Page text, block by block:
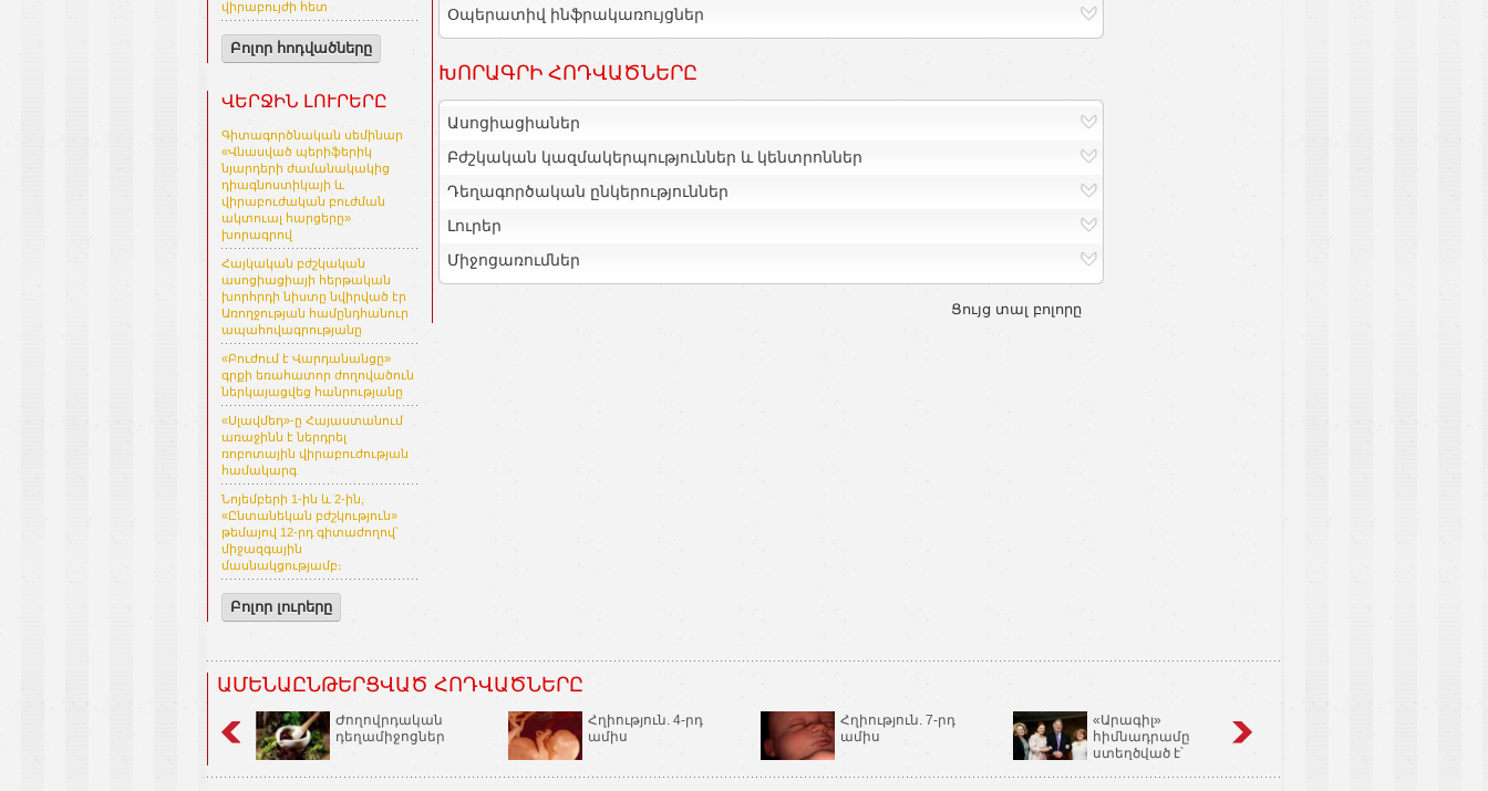
վիրաբույժի հետ
Բոլոր հոդվածները
ՎԵՐՋԻՆ ԼՈՒՐԵՐԸ
Գիտագործնական սեմինար
«Վնասված պերիֆերիկ
նյարդերի ժամանակակից
դիագնոստիկայի և
վիրաբուժական բուժման
ակտուալ հարցերը»
խորագրով
Հայկական բժշկական
ասոցիացիայի հերթական
խորհրդի նիստը նվիրված էր
Առողջության համընդհանուր
ապահովագրությանը
«Բուժում է Վարդանանցը»
գրքի եռահատոր ժողովածուն
ներկայացվեց հանրությանը
«Սլավմեդ»-ը Հայաստանում
առաջինն է ներդրել
ռոբոտային վիրաբուժության
համակարգ
Նոյեմբերի 1-ին և 2-ին,
«Ընտանեկան բժշկություն»
թեմայով 12-րդ գիտաժողով՝
միջազգային
մասնակցությամբ։
Բոլոր լուրերը
Օպերատիվ ինֆրակառույցներ
ԽՈՐԱԳՐԻ ՀՈԴՎԱԾՆԵՐԸ
Ասոցիացիաներ
Բժշկական կազմակերպություններ և կենտրոններ
Դեղագործական ընկերություններ
Լուրեր
Միջոցառումներ
Ցույց տալ բոլորը
ԱՄԵՆԱԸՆԹԵՐՑՎԱԾ ՀՈԴՎԱԾՆԵՐԸ
Ժողովրդական
դեղամիջոցներ
Հղիություն. 4-րդ
ամիս
Հղիություն. 7-րդ
ամիս
«Արագիլ»
հիմնադրամը
ստեղծված է՝